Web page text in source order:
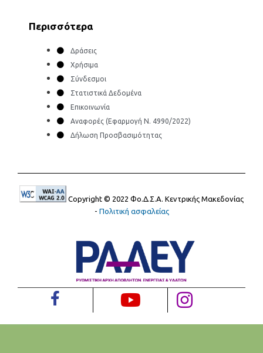
Περισσότερα
Δράσεις
Χρήσιμα
Σύνδεσμοι
Στατιστικά Δεδομένα
Επικοινωνία
Αναφορές (Εφαρμογή Ν. 4990/2022)
Δήλωση Προσβασιμότητας
Copyright © 2022 Φο.Δ.Σ.Α. Κεντρικής Μακεδονίας
- Πολιτική ασφαλείας